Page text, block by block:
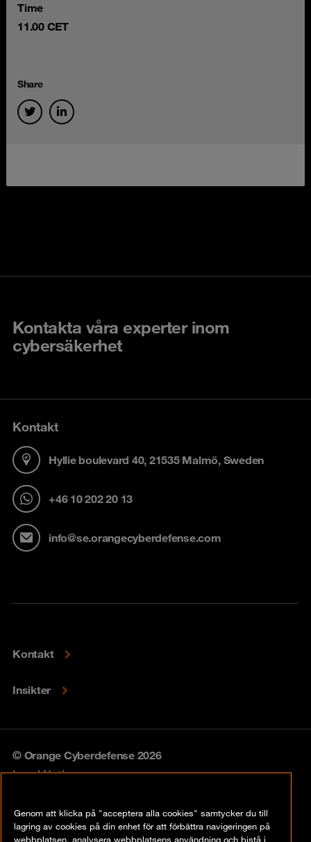
Time
11.00 CET
Share
Kontakta våra experter inom
cybersäkerhet
Kontakt
Hyllie boulevard 40, 21535 Malmö, Sweden
+46 10 202 20 13
info@se.orangecyberdefense.com
Kontakt
Insikter
© Orange Cyberdefense 2026
Legal Notice
Vulnerability policy
Genom att klicka på "acceptera alla cookies" samtycker du till
lagring av cookies på din enhet för att förbättra navigeringen på
webbplatsen, analysera webbplatsens användning och bistå i